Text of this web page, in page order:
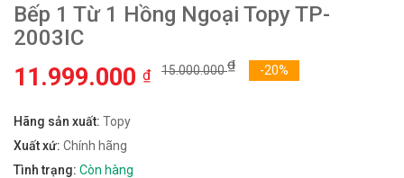
Bếp 1 Từ 1 Hồng Ngoại Topy TP-
2003IC
11.999.000 ₫ 15.000.000₫ -20%
Hãng sản xuất: Topy
Xuất xứ: Chính hãng
Tình trạng: Còn hàng